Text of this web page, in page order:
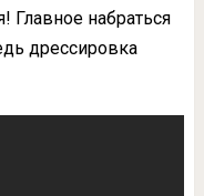
Главное набраться
дрессировка